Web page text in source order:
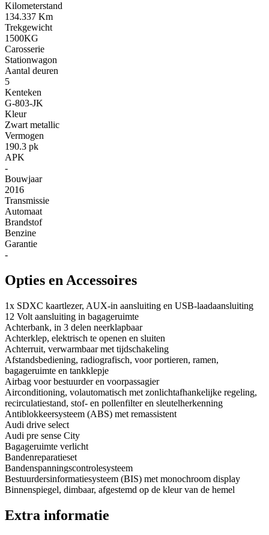
Kilometerstand
134.337 Km
Trekgewicht
1500KG
Carosserie
Stationwagon
Aantal deuren
5
Kenteken
G-803-JK
Kleur
Zwart metallic
Vermogen
190.3 pk
APK
-
Bouwjaar
2016
Transmissie
Automaat
Brandstof
Benzine
Garantie
-
Opties en Accessoires
1x SDXC kaartlezer, AUX-in aansluiting en USB-laadaansluiting
12 Volt aansluiting in bagageruimte
Achterbank, in 3 delen neerklapbaar
Achterklep, elektrisch te openen en sluiten
Achterruit, verwarmbaar met tijdschakeling
Afstandsbediening, radiografisch, voor portieren, ramen,
bagageruimte en tankklepje
Airbag voor bestuurder en voorpassagier
Airconditioning, volautomatisch met zonlichtafhankelijke regeling,
recirculatiestand, stof- en pollenfilter en sleutelherkenning
Antiblokkeersysteem (ABS) met remassistent
Audi drive select
Audi pre sense City
Bagageruimte verlicht
Bandenreparatieset
Bandenspanningscontrolesysteem
Bestuurdersinformatiesysteem (BIS) met monochroom display
Binnenspiegel, dimbaar, afgestemd op de kleur van de hemel
Extra informatie